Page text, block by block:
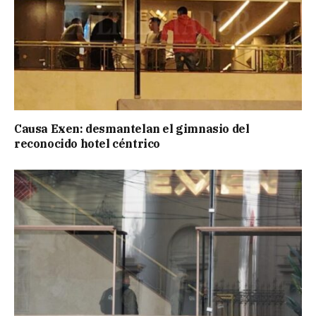
Causa Exen: desmantelan el gimnasio del
reconocido hotel céntrico